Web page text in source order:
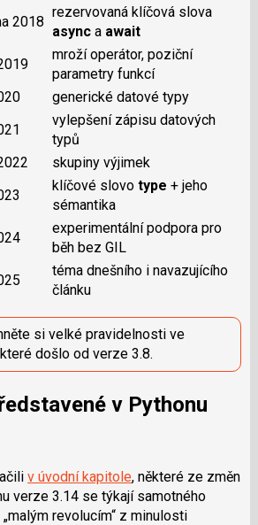
2018
rezervovaná klíčová slova
asynca await
mroží operátor, poziční
parametry funkcí
generické datové typy
vylepšení zápisu datových
typů
skupiny výjimek
klíčové slovo type + jeho
sémantika
experimentální podpora pro
běh bez GIL
téma dnešního i navazujícího
článku
si velké pravidelnosti ve
došlo od verze 3.8.
v Pythonu
v úvodní kapitole, některé ze změn
verze 3.14 se týkají samotného
revolucím“ z minulosti